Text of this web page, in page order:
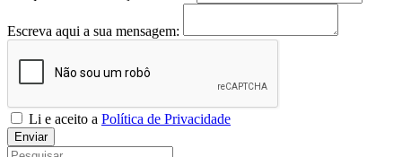
Escreva aqui a sua mensagem:
Li e aceito a Política de Privacidade
Enviar